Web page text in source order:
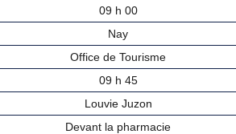
09 h 00
Nay
Office de Tourisme
09 h 45
Louvie Juzon
Devant la pharmacie